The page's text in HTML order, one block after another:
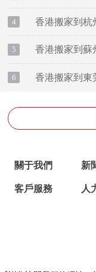
4 香港搬家到杭
5 香港搬家到蘇
6 香港搬家到東
關于我們 新
客戶服務 人